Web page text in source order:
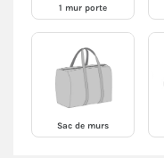
1 mur porte
Sac de murs